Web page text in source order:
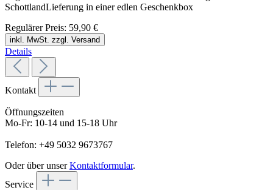
SchottlandLieferung in einer edlen Geschenkbox
Regulärer Preis: 59,90 €
inkl. MwSt. zzgl. Versand
Details
Kontakt
Öffnungszeiten
Mo-Fr: 10-14 und 15-18 Uhr
Telefon: +49 5032 9673767
Oder über unserKontaktformular.
Service